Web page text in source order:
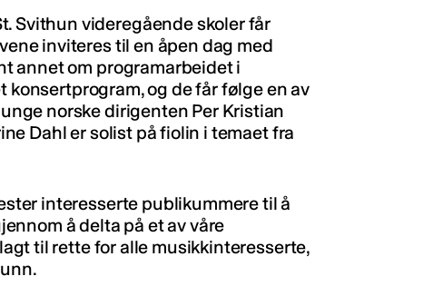
Svithun videregående skoler får
inviteres til en åpen dag med
annet om programarbeidet i
konsertprogram, og de får følge en av
norske dirigenten Per Kristian
Dahl er solist på fiolin i temaet fra
interesserte publikummere til å
å delta på et av våre
til rette for alle musikkinteresserte,